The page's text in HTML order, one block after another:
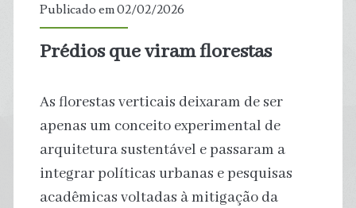
Publicado em 02/02/2026
Prédios que viram florestas
As florestas verticais deixaram de ser
apenas um conceito experimental de
arquitetura sustentável e passaram a
integrar políticas urbanas e pesquisas
acadêmicas voltadas à mitigação da